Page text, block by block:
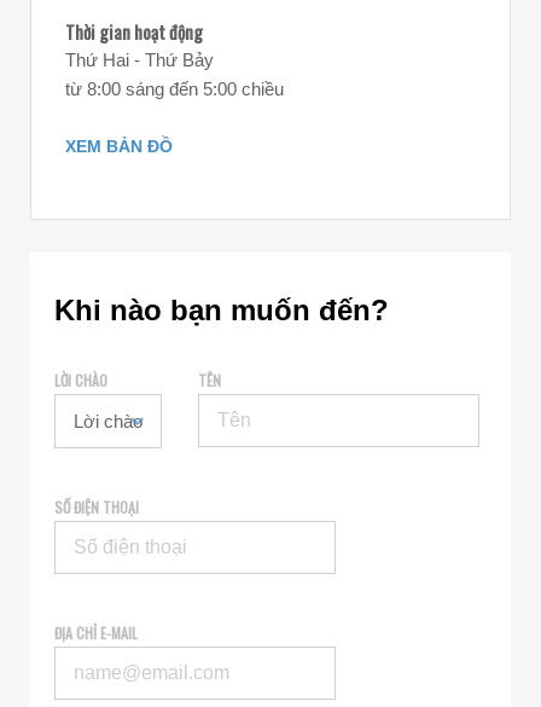
Thời gian hoạt động
Thứ Hai - Thứ Bảy
từ 8:00 sáng đến 5:00 chiều
XEM BẢN ĐỒ
Khi nào bạn muốn đến?
LỜI CHÀO TÊN
SỐ ĐIỆN THOẠI
ĐỊA CHỈ E-MAIL